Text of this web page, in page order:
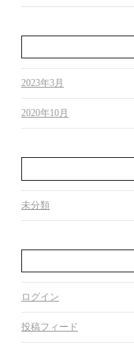
2023年3月
2020年10月
未分類
ログイン
投稿フィード